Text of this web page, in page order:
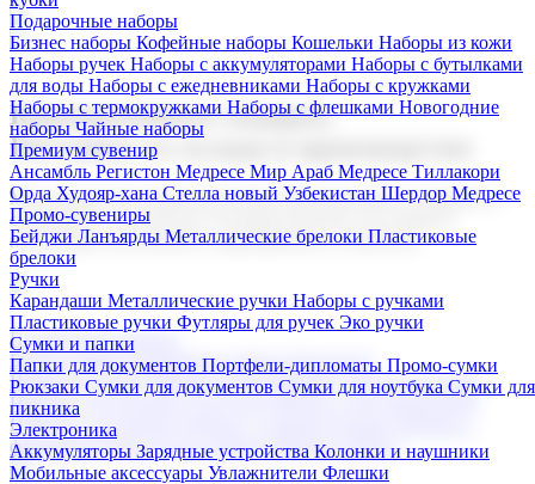
Подарочные наборы
Бизнес наборы Кофейные наборы Кошельки Наборы из кожи
Наборы ручек Наборы с аккумуляторами Наборы с бутылками
для воды Наборы с ежедневниками Наборы с кружками
Наборы с термокружками Наборы с флешками Новогодние
наборы Чайные наборы
Премиум сувенир
Ансамбль Регистон Медресе Мир Араб Медресе Тиллакори
Орда Худояр-хана Стелла новый Узбекистан Шердор Медресе
Промо-сувениры
Бейджи Ланъярды Металлические брелоки Пластиковые
брелоки
Ручки
Карандаши Металлические ручки Наборы с ручками
Пластиковые ручки Футляры для ручек Эко ручки
Сумки и папки
Папки для документов Портфели-дипломаты Промо-сумки
Рюкзаки Сумки для документов Сумки для ноутбука Сумки для
пикника
Электроника
Аккумуляторы Зарядные устройства Колонки и наушники
Мобильные аксессуары Увлажнители Флешки
Корпоративные подарки
Поставка со склада и производство
Мы предлагаем широкий выбор корпоративных подарков и
сувениров с логотипом. В нашем каталоге вы найдете
продукцию для бизнеса, мероприятия и клиентов.
Подарочные наборы
Бизнес наборыКофейные наборы Кошельки
Наборы из кожиНаборы ручекНаборы с аккумуляторами
Наборы с бутылками для воды
Наборы с ежедневниками
Наборы с кружками
флешкамиНовогодние наборыЧайные наборы